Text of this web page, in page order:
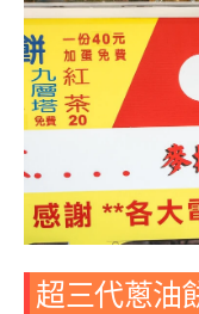
超三代蔥油